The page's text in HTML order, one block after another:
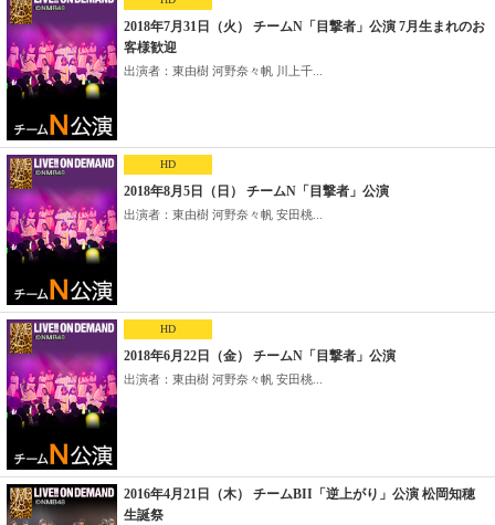
2018年7月31日（火） チームN「目撃者」公演 7月生まれのお
客様歓迎
出演者：東由樹 河野奈々帆 川上千...
HD
2018年8月5日（日） チームN「目撃者」公演
出演者：東由樹 河野奈々帆 安田桃...
HD
2018年6月22日（金） チームN「目撃者」公演
出演者：東由樹 河野奈々帆 安田桃...
2016年4月21日（木） チームBII「逆上がり」公演 松岡知穂
生誕祭